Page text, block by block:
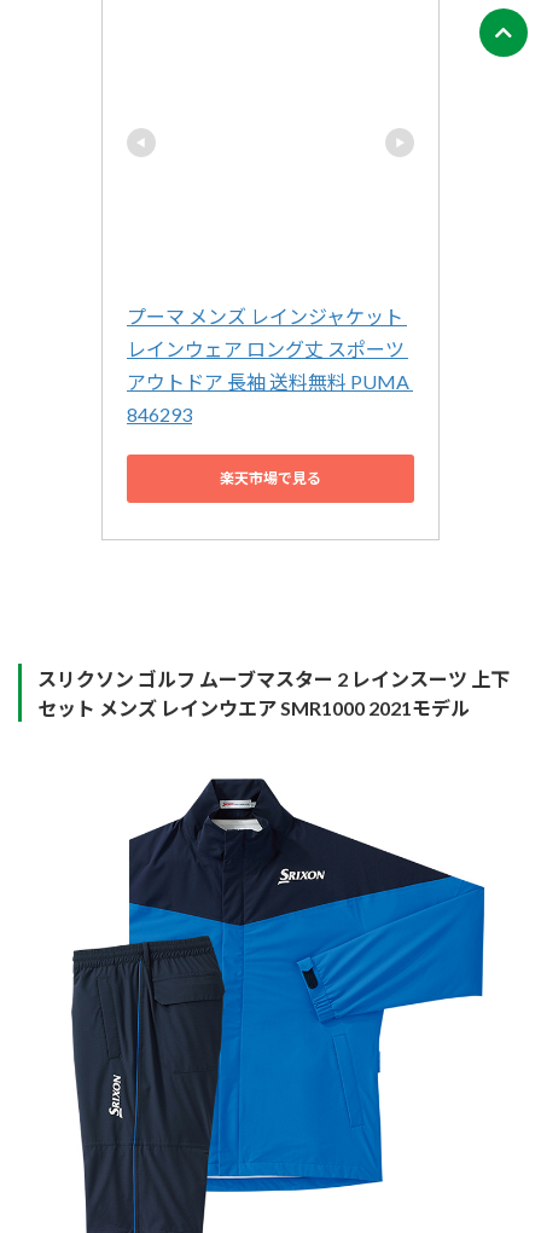
プーマ メンズ レインジャケット
レインウェア ロング丈 スポーツ
アウトドア 長袖 送料無料 PUMA
846293
楽天市場で見る
スリクソン ゴルフ ムーブマスター 2 レインスーツ 上下
セット メンズ レインウエア SMR1000 2021モデル